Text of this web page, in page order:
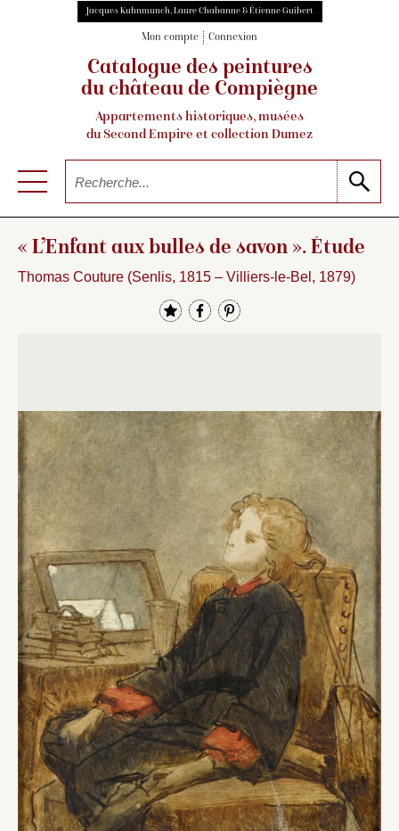
Jacques Kuhnmunch, Laure Chabanne & Étienne Guibert
Mon compte Connexion
Catalogue des peintures
du château de Compiègne
Appartements historiques, musées
du Second Empire et collection Dumez
« L’Enfant aux bulles de savon ». Étude
Thomas Couture (Senlis, 1815 – Villiers-le-Bel, 1879)